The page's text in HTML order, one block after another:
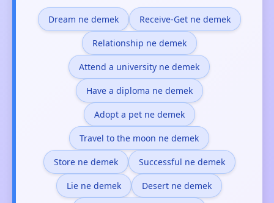
Dream ne demek Receive-Get ne demek
Relationship ne demek
Attend a university ne demek
Have a diploma ne demek
Adopt a pet ne demek
Travel to the moon ne demek
Store ne demek Successful ne demek
Lie ne demek Desert ne demek